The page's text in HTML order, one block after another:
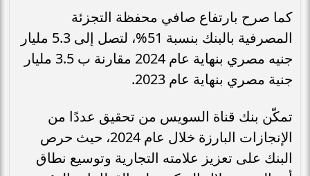
كما صرح بارتفاع صافي محفظة التجزئة
المصرفية بالبنك بنسبة 51%، لتصل إلى 5.3 مليار
جنيه مصري بنهاية عام 2024 مقارنة ب 3.5 مليار
جنية مصري بنهاية عام 2023.
تمكّن بنك قناة السويس من تحقيق عددًا من
الإنجازات البارزة خلال عام 2024، حيث حرص
البنك على تعزيز علامته التجارية وتوسيع نطاق